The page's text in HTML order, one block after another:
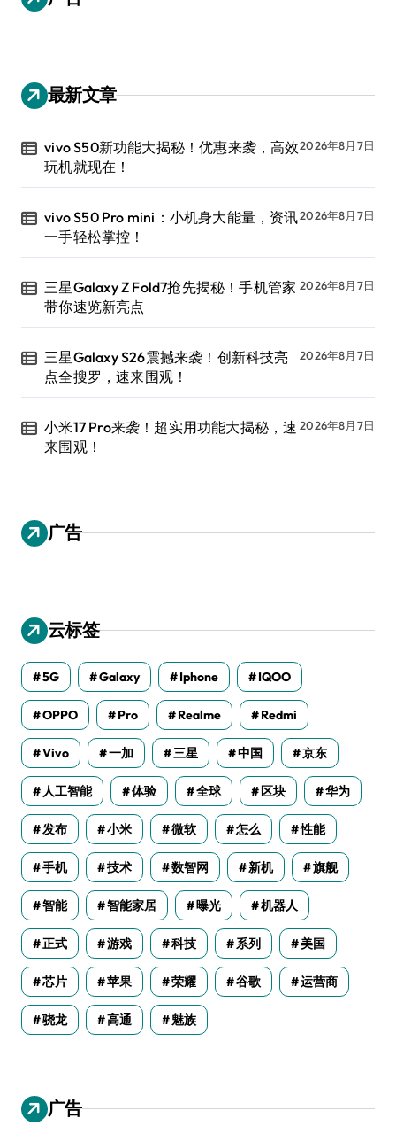
最新文章
vivo S50新功能大揭秘！优惠来袭，高效
玩机就现在！
2026年8月7日
vivo S50 Pro mini：小机身大能量，资讯
一手轻松掌控！
2026年8月7日
三星Galaxy Z Fold7抢先揭秘！手机管家
带你速览新亮点
2026年8月7日
三星Galaxy S26震撼来袭！创新科技亮
点全搜罗，速来围观！
2026年8月7日
小米17 Pro来袭！超实用功能大揭秘，速
来围观！
2026年8月7日
广告
云标签
5G Galaxy Iphone IQOO
OPPO Pro Realme Redmi
Vivo 一加 三星 中国 京东
人工智能 体验 全球 区块 华为
发布 小米 微软 怎么 性能
手机 技术 数智网 新机 旗舰
智能 智能家居 曝光 机器人
正式 游戏 科技 系列 美国
芯片 苹果 荣耀 谷歌 运营商
骁龙 高通 魅族
广告